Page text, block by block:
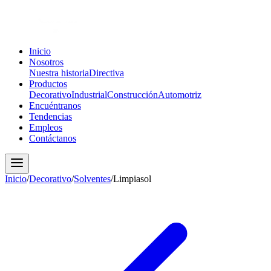
Inicio
Nosotros
Nuestra historiaDirectiva
Productos
DecorativoIndustrialConstrucciónAutomotriz
Encuéntranos
Tendencias
Empleos
Contáctanos
Inicio/Decorativo/Solventes/Limpiasol